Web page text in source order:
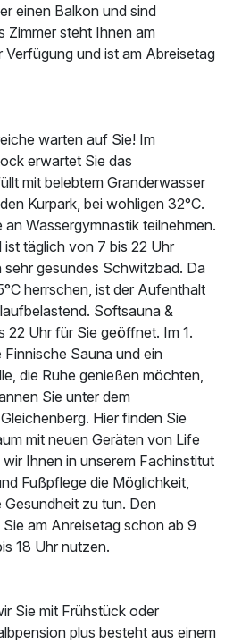
p.P. ab575,00 €
einen Balkon und sind
Zimmer steht Ihnen am
Verfügung und ist am Abreisetag
warten auf Sie! Im
erwartet Sie das
mit belebtem Granderwasser
Kurpark, bei wohligen 32°C.
Wassergymnastik teilnehmen.
täglich von 7 bis 22 Uhr
gesundes Schwitzbad. Da
herrschen, ist der Aufenthalt
Softsauna &
22 Uhr für Sie geöffnet. Im 1.
Sauna und ein
die Ruhe genießen möchten,
Sie unter dem
Hier finden Sie
mit neuen Geräten von Life
Ihnen in unserem Fachinstitut
Fußpflege die Möglichkeit,
zu tun. Den
am Anreisetag schon ab 9
18 Uhr nutzen.
Sie mit Frühstück oder
plus besteht aus einem